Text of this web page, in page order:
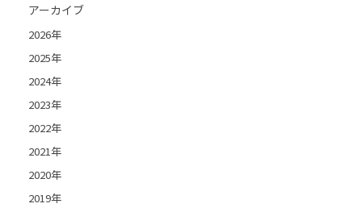
アーカイブ
2026年
2025年
2024年
2023年
2022年
2021年
2020年
2019年